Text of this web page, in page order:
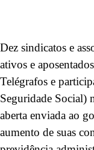
Dez sindicatos e
ativos e
Telégrafos e
Seguridade Social)
aberta enviada ao
aumento de suas